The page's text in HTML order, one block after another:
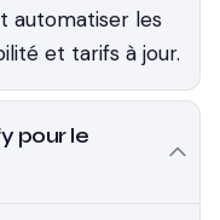
automatiser les
et tarifs à jour.
pour le